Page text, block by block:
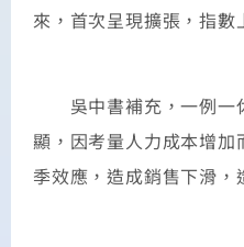
來，首次呈現擴張，指數
吳中書補充，一例一
顯，因考量人力成本增
季效應，造成銷售下滑，